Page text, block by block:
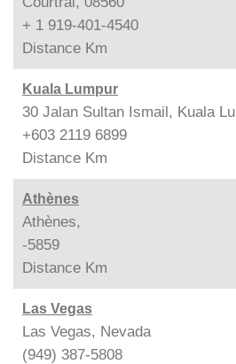
+ 1 919-401-4540
Distance Km
Kuala Lumpur
30 Jalan Sultan Ismail, Kuala
+603 2119 6899
Distance Km
Athènes
Athènes,
-5859
Distance Km
Las Vegas
Las Vegas, Nevada
(949) 387-5808